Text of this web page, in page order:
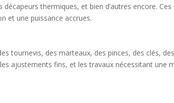
thermiques, et bien d’autres encore.
et une puissance accrues.
tournevis, des marteaux, des pinces, des clés,
ajustements fins, et les travaux nécessitant une